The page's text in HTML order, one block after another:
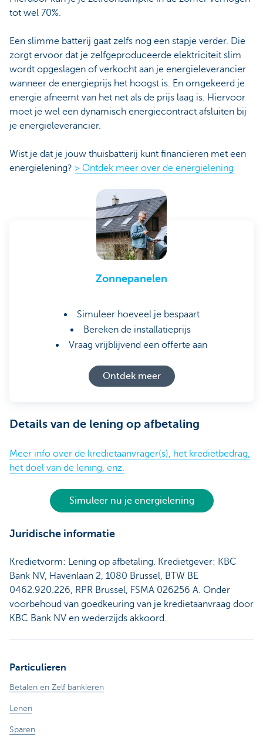
tot wel 70%.
Een slimme batterij gaat zelfs nog een stapje verder. Die
zorgt ervoor dat je zelfgeproduceerde elektriciteit slim
wordt opgeslagen of verkocht aan je energieleverancier
wanneer de energieprijs het hoogst is. En omgekeerd je
energie afneemt van het net als de prijs laag is. Hiervoor
moet je wel een dynamisch energiecontract afsluiten bij
je energieleverancier.
Wist je dat je jouw thuisbatterij kunt financieren met een
energielening? > Ontdek meer over de energielening
Zonnepanelen
Simuleer hoeveel je bespaart
Bereken de installatieprijs
Vraag vrijblijvend een offerte aan
Ontdek meer
Details van de lening op afbetaling
Meer info over de kredietaanvrager(s), het kredietbedrag,
het doel van de lening, enz.
Simuleer nu je energielening
Juridische informatie
Kredietvorm: Lening op afbetaling. Kredietgever: KBC
Bank NV, Havenlaan 2, 1080 Brussel, BTW BE
0462.920.226, RPR Brussel, FSMA 026256 A. Onder
voorbehoud van goedkeuring van je kredietaanvraag door
KBC Bank NV en wederzijds akkoord.
Particulieren
Betalen en Zelf bankieren
Lenen
Sparen